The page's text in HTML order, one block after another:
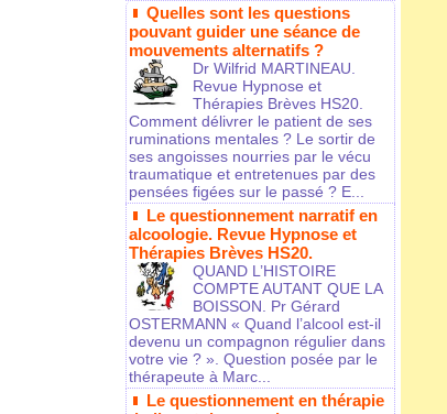
Quelles sont les questions
pouvant guider une séance de
mouvements alternatifs ?
Dr Wilfrid MARTINEAU.
Revue Hypnose et
Thérapies Brèves HS20.
Comment délivrer le patient de ses
ruminations mentales ? Le sortir de
ses angoisses nourries par le vécu
traumatique et entretenues par des
pensées figées sur le passé ? E...
Le questionnement narratif en
alcoologie. Revue Hypnose et
Thérapies Brèves HS20.
QUAND L’HISTOIRE
COMPTE AUTANT QUE LA
BOISSON. Pr Gérard
OSTERMANN « Quand l’alcool est-il
devenu un compagnon régulier dans
votre vie ? ». Question posée par le
thérapeute à Marc...
Le questionnement en thérapie